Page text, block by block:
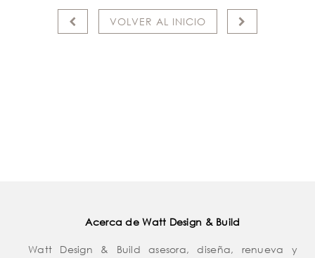
VOLVER AL INICIO
Acerca de Watt Design & Build
Watt Design & Build asesora, diseña, renueva y